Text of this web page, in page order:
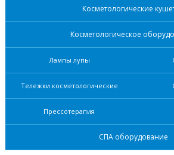
Косметологические
Косметологическое
Лампы лупы
Тележки косметологические
Прессотерапия
СПА оборудование